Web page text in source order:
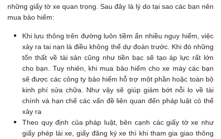
những giấy tờ xe quan trọng. Sau đây là lý do tại sao các bạn nên
mua bảo hiểm:
Khi lưu thông trên đường luôn tiềm ẩn nhiều nguy hiểm, việc
xảy ra tai nạn là điều không thể dự đoán trước. Khi đó những
tổn thất về tài sản cũng như tiền bạc sẽ tạo áp lực rất lớn
cho bạn. Tuy nhiên, khi mua bảo hiểm cho xe máy các bạn
sẽ được các công ty bảo hiểm hỗ trợ một phần hoặc toàn bộ
kinh phí sửa chữa. Như vậy sẽ giúp giảm bớt nỗi lo về tài
chính và hạn chế các vấn đề liên quan đến pháp luật có thể
xảy ra
Theo quy định của pháp luật, bên cạnh các giấy tờ xe như
giấy phép lái xe, giấy đăng ký xe thì khi tham gia giao thông